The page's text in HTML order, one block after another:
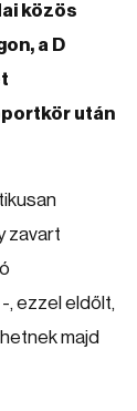
közös
a D
után
zavart
, ezzel eldőlt,
majd